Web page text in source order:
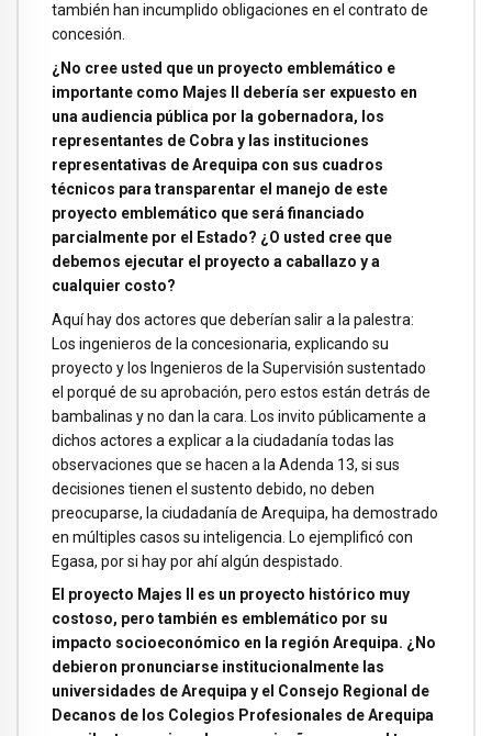
también han incumplido obligaciones en el contrato de
concesión.
¿No cree usted que un proyecto emblemático e
importante como Majes II debería ser expuesto en
una audiencia pública por la gobernadora, los
representantes de Cobra y las instituciones
representativas de Arequipa con sus cuadros
técnicos para transparentar el manejo de este
proyecto emblemático que será financiado
parcialmente por el Estado? ¿O usted cree que
debemos ejecutar el proyecto a caballazo y a
cualquier costo?
Aquí hay dos actores que deberían salir a la palestra:
Los ingenieros de la concesionaria, explicando su
proyecto y los Ingenieros de la Supervisión sustentado
el porqué de su aprobación, pero estos están detrás de
bambalinas y no dan la cara. Los invito públicamente a
dichos actores a explicar a la ciudadanía todas las
observaciones que se hacen a la Adenda 13, si sus
decisiones tienen el sustento debido, no deben
preocuparse, la ciudadanía de Arequipa, ha demostrado
en múltiples casos su inteligencia. Lo ejemplificó con
Egasa, por si hay por ahí algún despistado.
El proyecto Majes II es un proyecto histórico muy
costoso, pero también es emblemático por su
impacto socioeconómico en la región Arequipa. ¿No
debieron pronunciarse institucionalmente las
universidades de Arequipa y el Consejo Regional de
Decanos de los Colegios Profesionales de Arequipa